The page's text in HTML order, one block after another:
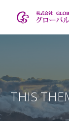
ン
ス
キ
プ
THIS